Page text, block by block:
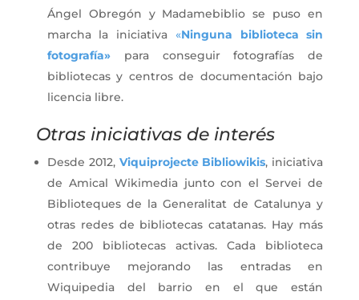
Ángel Obregón y Madamebiblio se puso en
marcha la iniciativa «Ninguna biblioteca sin
fotografía»
para conseguir fotografías de
bibliotecas y centros de documentación bajo
licencia libre.
Otras iniciativas de interés
Desde 2012, Viquiprojecte Bibliowikis, iniciativa
de Amical Wikimedia junto con el Servei de
Biblioteques de la Generalitat de Catalunya y
otras redes de bibliotecas catatanas. Hay más
de 200 bibliotecas activas. Cada biblioteca
contribuye mejorando las entradas en
Wiquipedia del barrio en el que están